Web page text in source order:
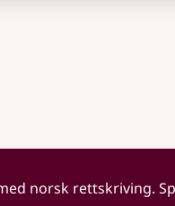
norsk rettskriving.